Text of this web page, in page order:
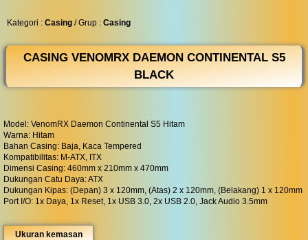
Kategori : Casing / Grup : Casing
CASING VENOMRX DAEMON CONTINENTAL S5
BLACK
Model: VenomRX Daemon Continental S5 Hitam
Warna: Hitam
Bahan Casing: Baja, Kaca Tempered
Kompatibilitas: M-ATX, ITX
Dimensi Casing: 460mm x 210mm x 470mm
Dukungan Catu Daya: ATX
Dukungan Kipas: (Depan) 3 x 120mm, (Atas) 2 x 120mm, (Belakang) 1 x 120mm
Port I/O: 1x Daya, 1x Reset, 1x USB 3.0, 2x USB 2.0, Jack Audio 3.5mm
Ukuran kemasan